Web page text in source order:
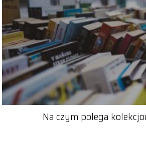
Na czym polega